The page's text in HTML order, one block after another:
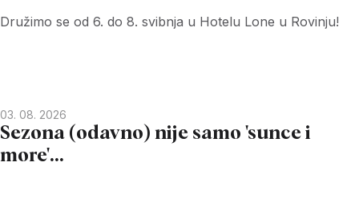
Družimo se od 6. do 8. svibnja u Hotelu Lone u Rovinju!
03. 08. 2026
Sezona (odavno) nije samo 'sunce i
more'...